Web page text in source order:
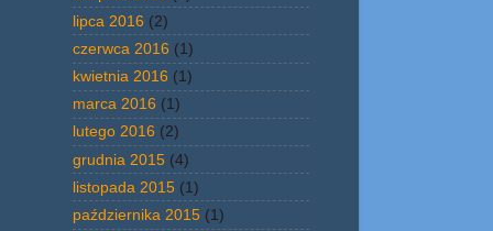
lipca 2016 (2)
czerwca 2016 (1)
kwietnia 2016 (1)
marca 2016 (1)
lutego 2016 (2)
grudnia 2015 (4)
listopada 2015 (1)
października 2015 (1)